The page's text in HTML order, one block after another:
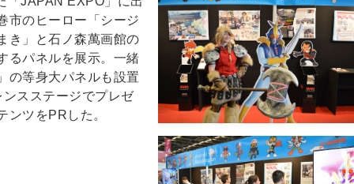
市のヒーロー「シージ
き」と石ノ森萬画館の
るパネルを展示。一緒
の等身大パネルも設置
スステージでプレゼ
ンツをPRした。